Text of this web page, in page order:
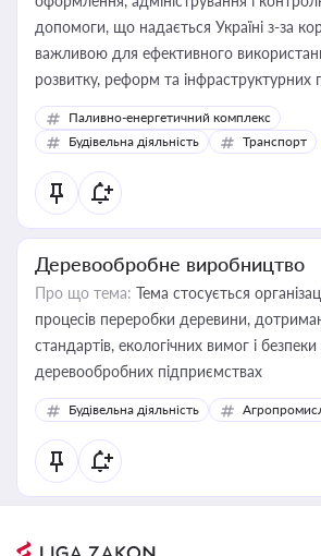
допомоги, що надається Україні з-за
важливою для ефективного
розвитку, реформ та інфраструктурних
Паливно-енергетичний комплекс
Будівельна діяльність
Транспорт
Деревообробне виробництво
Про що тема: Тема стосується
процесів переробки деревини,
стандартів, екологічних вимог і безпеки
деревообробних підприємствах
Будівельна діяльність